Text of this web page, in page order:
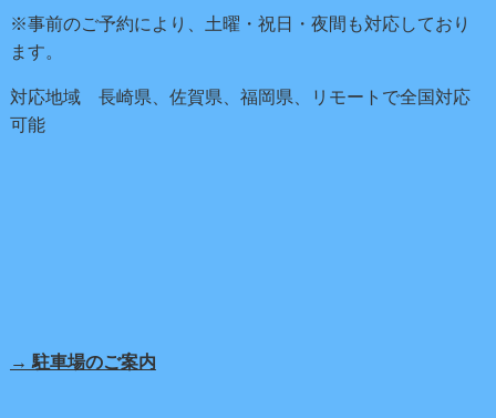
※事前のご予約により、土曜・祝日・夜間も対応しており
ます。
対応地域 長崎県、佐賀県、福岡県、リモートで全国対応
可能
→ 駐車場のご案内